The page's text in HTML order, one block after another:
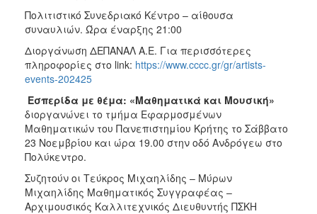
Πολιτιστικό Συνεδριακό Κέντρο – αίθουσα
συναυλιών. Ώρα έναρξης 21:00
Διοργάνωση ΔΕΠΑΝΑΛ Α.Ε. Για περισσότερες
πληροφορίες στο link: https://www.cccc.gr/gr/artists-
events-202425
Εσπερίδα με θέμα: «Μαθηματικά και Μουσική»
διοργανώνει το τμήμα Εφαρμοσμένων
Μαθηματικών του Πανεπιστημίου Κρήτης το Σάββατο
23 Νοεμβρίου και ώρα 19.00 στην οδό Ανδρόγεω στο
Πολύκεντρο.
Συζητούν οι Τεύκρος Mιχαηλίδης – Μύρων
Mιχαηλίδης Μαθηματικός Συγγραφέας –
Αρχιμουσικός Καλλιτεχνικός Διευθυντής ΠΣΚΗ